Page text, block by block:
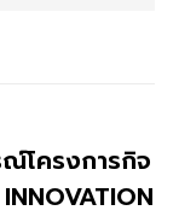
โครงการกิจ